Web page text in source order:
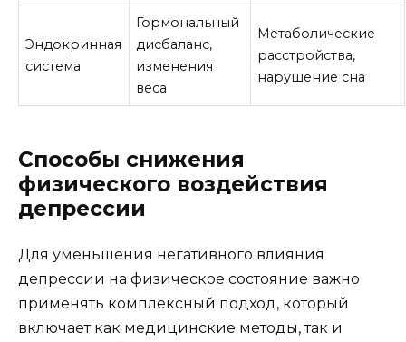
Эндокринная
система
Гормональный
дисбаланс,
изменения
веса
Метаболические
расстройства,
нарушение сна
Способы снижения
физического воздействия
депрессии
Для уменьшения негативного влияния
депрессии на физическое состояние важно
применять комплексный подход, который
включает как медицинские методы, так и